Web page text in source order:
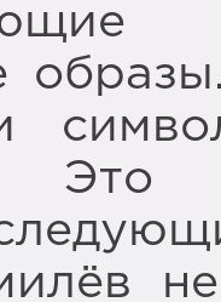
Это